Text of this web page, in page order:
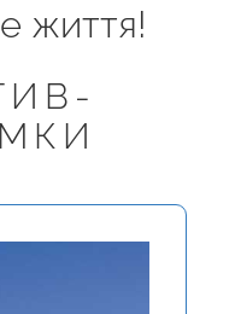
життя!